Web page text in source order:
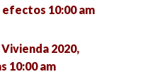
la capital del estado
la política y el
am
efectos 10:00 am
2020,
10:00 am